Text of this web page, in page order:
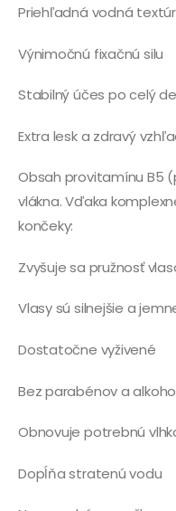
Priehľadná vodná
Výnimočnú fixačnú silu
Stabilný účes po celý
Extra lesk a zdravý
Obsah provitamínu B5
vlákna. Vďaka
končeky:
Zvyšuje sa pružnosť
Vlasy sú silnejšie a
Dostatočne vyživené
Bez parabénov a
Obnovuje potrebnú
Dopĺňa stratenú vodu